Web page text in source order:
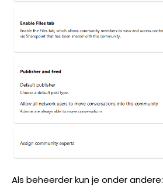
Als beheerder kun je onder andere: